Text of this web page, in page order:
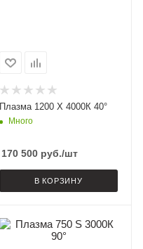
Плазма 1200 X 4000К 40°
Много
170 500руб./шт
В КОРЗИНУ